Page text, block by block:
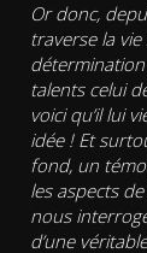
Or donc,
traverse la
détermination
talents celui
voici qu’il lui
idée ! Et
fond, un
les aspects
nous
d’une